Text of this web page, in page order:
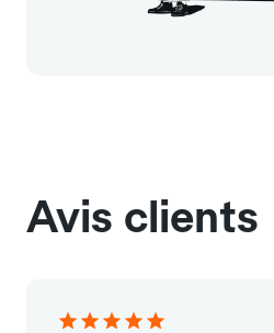
Avis clients